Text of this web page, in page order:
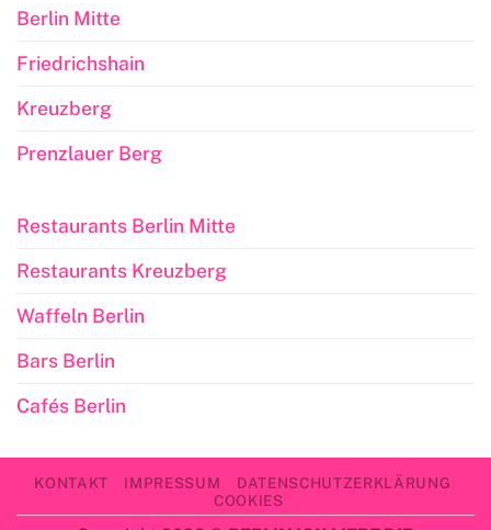
Berlin Mitte
Friedrichshain
Kreuzberg
Prenzlauer Berg
Restaurants Berlin Mitte
Restaurants Kreuzberg
Waffeln Berlin
Bars Berlin
Cafés Berlin
KONTAKT IMPRESSUM
DATENSCHUTZERKLÄRUNG
COOKIES